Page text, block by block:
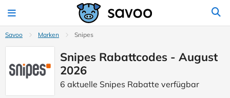
Savoo Marken Snipes
Snipes Rabattcodes - August
2026
6 aktuelle Snipes Rabatte verfügbar